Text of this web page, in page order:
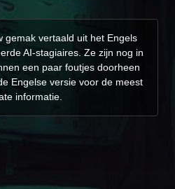
gemak vertaald uit het Engels
AI-stagiaires. Ze zijn nog in
een paar foutjes doorheen
Engelse versie voor de meest
informatie.